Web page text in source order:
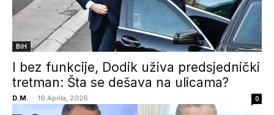
BiH
I bez funkcije, Dodik uživa predsjednički
tretman: Šta se dešava na ulicama?
D.M. - 16 Aprila, 2026 0